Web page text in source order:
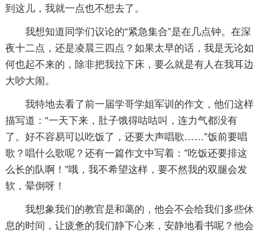
到这儿，我就一点也不想去了。
我想知道同学们议论的“紧急集合”是在几点钟。在深
夜十二点，还是凌晨三四点？如果太早的话，我是无论如
何也起不来的，除非把我拉下床，要么就是有人在我耳边
大吵大闹。
我特地去看了前一届学哥学姐军训的作文，他们这样
描写道：“一天下来，肚子饿得咕咕叫，连力气都没有
了。好不容易可以吃饭了，还要大声唱歌……”饭前要唱
歌？唱什么歌呢？还有一篇作文中写着：”吃饭还要排这
么长的队啊！”哦，我不希望这样，要不然我的双腿会发
软，晕倒呀！
我想象我们的教官是和蔼的，他会不会给我们多些休
息的时间，让疲惫的我们静下心来，安静地看书呢？他会